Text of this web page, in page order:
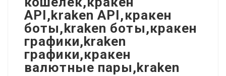
API,kraken API,кракен
боты,kraken боты,кракен
графики,kraken
графики,кракен
валютные пары,kraken